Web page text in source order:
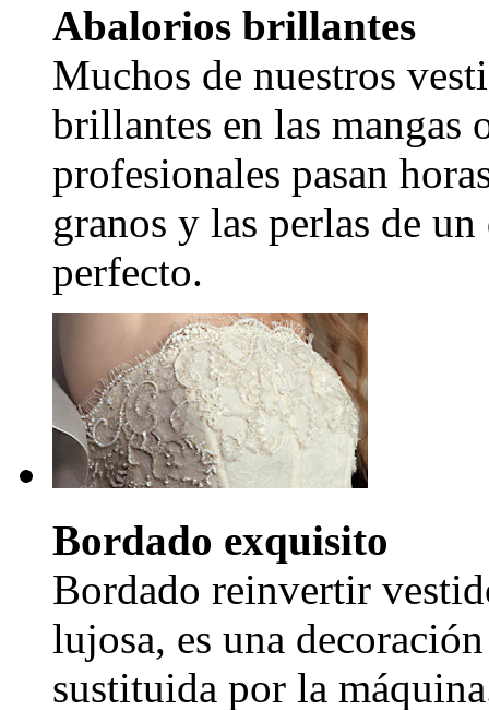
Abalorios brillantes
Muchos de nuestros
brillantes en las mangas
profesionales pasan
granos y las perlas de
perfecto.
Bordado exquisito
Bordado reinvertir
lujosa, es una
sustituida por la